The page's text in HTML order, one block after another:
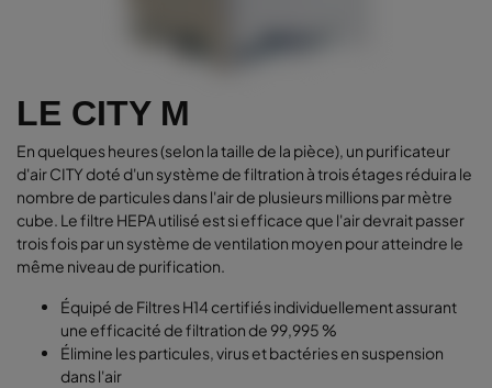
LE CITY M
En quelques heures (selon la taille de la pièce), un purificateur
d'air CITY doté d'un système de filtration à trois étages réduira le
nombre de particules dans l'air de plusieurs millions par mètre
cube. Le filtre HEPA utilisé est si efficace que l'air devrait passer
trois fois par un système de ventilation moyen pour atteindre le
même niveau de purification.
Équipé de Filtres H14 certifiés individuellement assurant
une efficacité de filtration de 99,995 %
Élimine les particules, virus et bactéries en suspension
dans l'air